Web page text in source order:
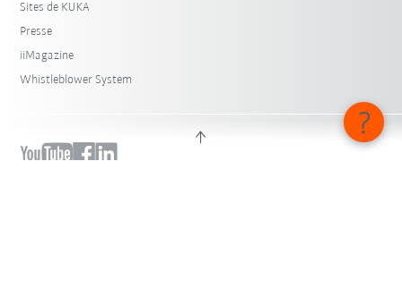
Sites de KUKA
Presse
iiMagazine
Whistleblower System